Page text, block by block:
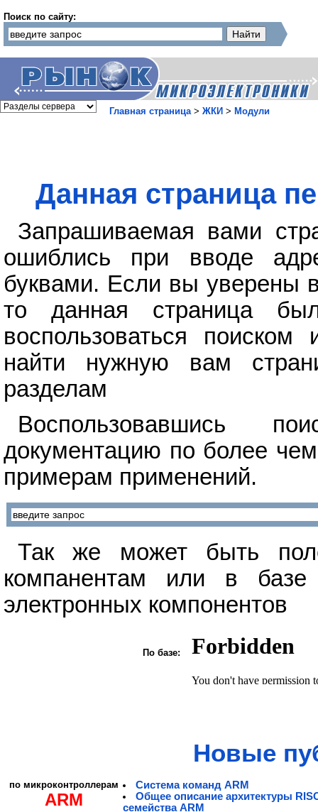
Поиск по сайту:
Главная страница> ЖКИ > Модули
Данная страница
Запрашиваемая вами
ошиблись при вводе
буквами. Если вы уверены
то данная страница
воспользоваться поиском
найти нужную вам
разделам
Воспользовавшись
документацию по более
примерам применений.
Так же может быть
компанентам или в базе
электронных компонентов
По базе:
Новые
по микроконтроллерам
ARM
Система команд ARM
Общее описание архитектуры
семейства ARM